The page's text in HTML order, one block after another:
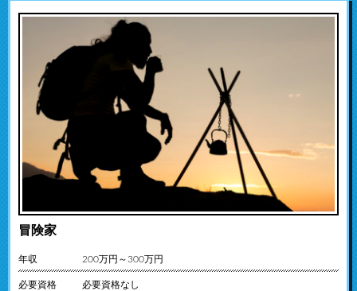
冒険家
年収 200万円～300万円
必要資格 必要資格なし